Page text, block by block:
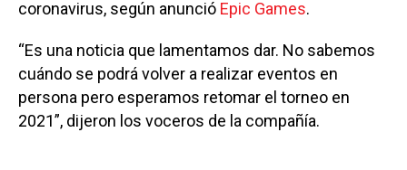
coronavirus, según anunció Epic Games.
“Es una noticia que lamentamos dar. No sabemos
cuándo se podrá volver a realizar eventos en
persona pero esperamos retomar el torneo en
2021”, dijeron los voceros de la compañía.